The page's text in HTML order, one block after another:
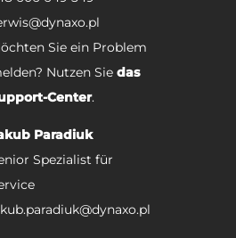
Sie ein Problem
Nutzen Sie das
Center.
Paradiuk
Spezialist für